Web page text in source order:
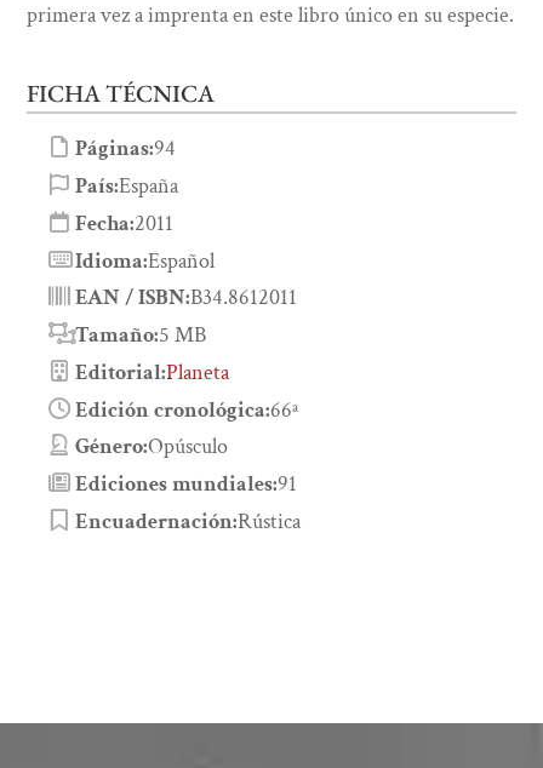
primera vez a imprenta en este libro único en su especie.
FICHA TÉCNICA
Páginas:94
País:España
Fecha:2011
Idioma:Español
EAN / ISBN:B34.8612011
Tamaño:5 MB
Editorial:Planeta
Edición cronológica:66ª
Género:Opúsculo
Ediciones mundiales:91
Encuadernación:Rústica